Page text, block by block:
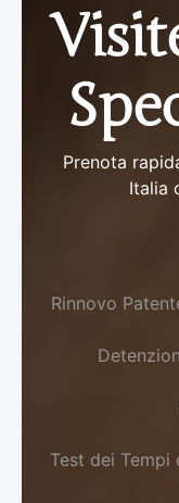
Prenota
Italia
Rinnovo
Test dei Tempi